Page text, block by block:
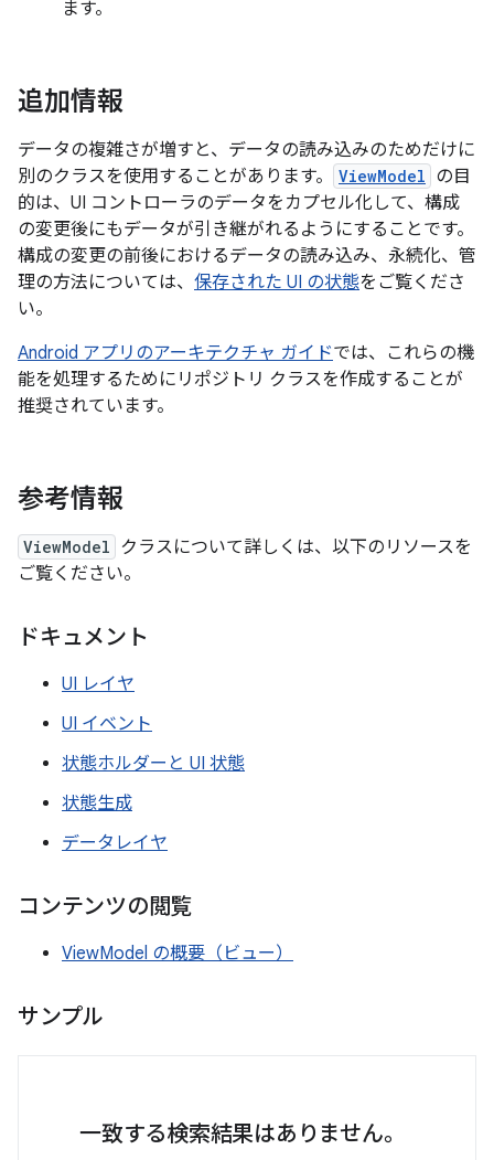
ます。
追加情報
データの複雑さが増すと、データの読み込みのためだけに
別のクラスを使用することがあります。
ViewModel の目
的は、UI コントローラのデータをカプセル化して、構成
の変更後にもデータが引き継がれるようにすることです。
構成の変更の前後におけるデータの読み込み、永続化、管
理の方法については、 保存された UI の状態をご覧くださ
い。
Android アプリのアーキテクチャ ガイドでは、これらの機
能を処理するためにリポジトリ クラスを作成することが
推奨されています。
参考情報
ViewModel
クラスについて詳しくは、以下のリソースを
ご覧ください。
ドキュメント
UI レイヤ
UI イベント
状態ホルダーと UI 状態
状態生成
データレイヤ
コンテンツの閲覧
ViewModel の概要（ビュー）
サンプル
一致する検索結果はありません。